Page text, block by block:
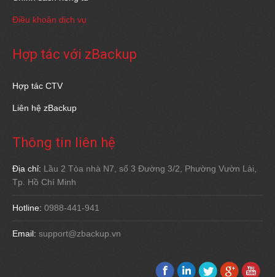
Điều khoản dịch vụ
Hợp tác với zBackup
Hợp tác CTV
Liên hệ zBackup
Thông tin liên hệ
Địa chỉ: Lầu 2 Tòa nhà N7, số 3 Đường 3/2, Phường Vườn Lài,
Tp. Hồ Chí Minh
Hotline: 0988-441-941
Email: support@zbackup.vn
Find us on:
FacebookLinkedinTwitterGoogle+YouTube